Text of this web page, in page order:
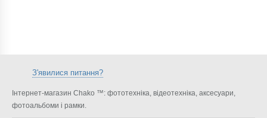
З'явилися питання?
Інтернет-магазин Chako ™: фототехніка, відеотехніка, аксесуари,
фотоальбоми і рамки.